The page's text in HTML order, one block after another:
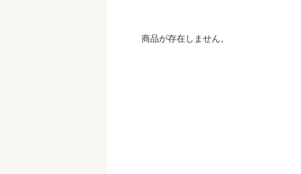
商品が存在しません。